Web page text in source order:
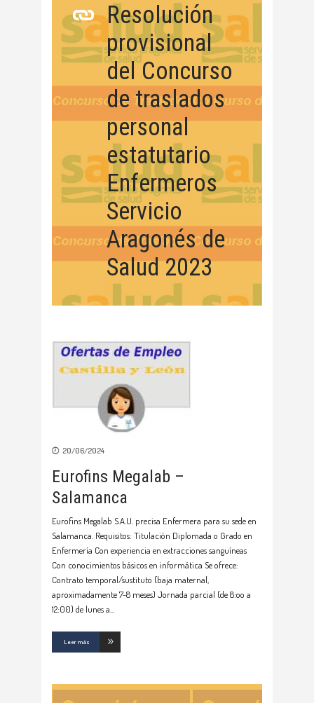
Resolución
provisional
del Concurso
de traslados
personal
estatutario
Enfermeros
Servicio
Aragonés de
Salud 2023
20/06/2024
Eurofins Megalab –
Salamanca
Eurofins Megalab S.A.U. precisa Enfermera para su sede en
Salamanca. Requisitos: Titulación Diplomada o Grado en
Enfermería Con experiencia en extracciones sanguíneas
Con conocimientos básicos en informática Se ofrece:
Contrato temporal/sustituto (baja maternal,
aproximadamente 7-8 meses) Jornada parcial (de 8:oo a
12:00) de lunes a
Leer más